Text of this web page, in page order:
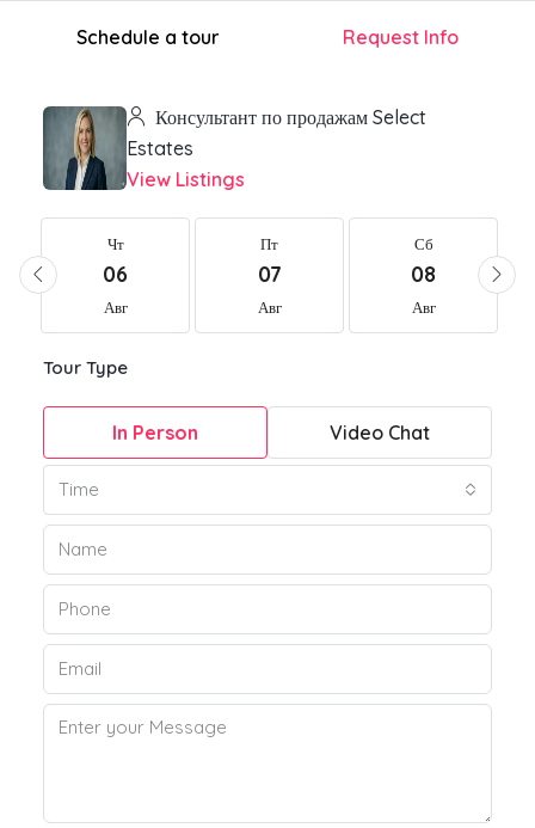
Schedule a tour Request Info
Консультант по продажам Select
Estates
View Listings
Чт
06
Авг
Пт
07
Авг
Сб
08
Авг
Tour Type
In Person Video Chat
Time